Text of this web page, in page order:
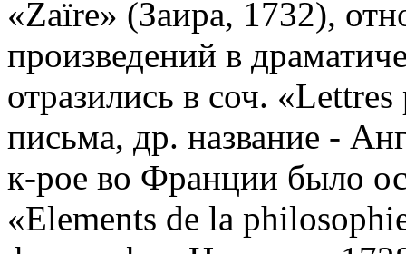
«Zaïre» (Заира, 1732),
произведений в
отразились в соч.
письма, др. название -
к-рое во Франции было
«Elements de la